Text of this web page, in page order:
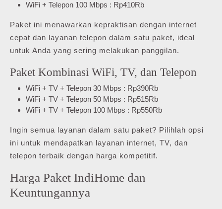
WiFi + Telepon 100 Mbps : Rp410Rb
Paket ini menawarkan kepraktisan dengan internet
cepat dan layanan telepon dalam satu paket, ideal
untuk Anda yang sering melakukan panggilan.
Paket Kombinasi WiFi, TV, dan Telepon
WiFi + TV + Telepon 30 Mbps : Rp390Rb
WiFi + TV + Telepon 50 Mbps : Rp515Rb
WiFi + TV + Telepon 100 Mbps : Rp550Rb
Ingin semua layanan dalam satu paket? Pilihlah opsi
ini untuk mendapatkan layanan internet, TV, dan
telepon terbaik dengan harga kompetitif.
Harga Paket IndiHome dan
Keuntungannya